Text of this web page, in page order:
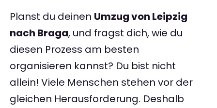
Planst du deinen Umzug von Leipzig
nach Braga, und fragst dich, wie du
diesen Prozess am besten
organisieren kannst? Du bist nicht
allein! Viele Menschen stehen vor der
gleichen Herausforderung. Deshalb